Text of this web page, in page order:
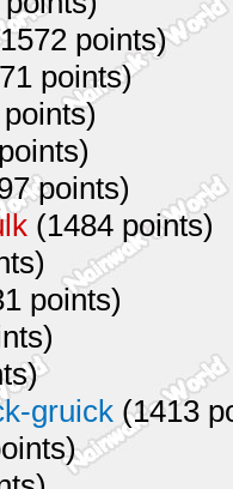
points)
points)
points)
(1484 points)
points)
gruick (1413